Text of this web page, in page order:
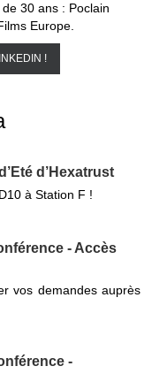
30 ans : Poclain
Europe.
!
d’Hexatrust
à Station F !
- Accès
vos demandes auprès
-